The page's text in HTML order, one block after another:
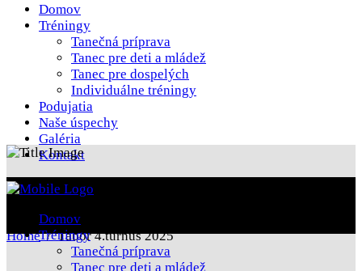
Domov
Tréningy
Tanečná príprava
Tanec pre deti a mládež
Tanec pre dospelých
Individuálne tréningy
Podujatia
Naše úspechy
Galéria
Kontakt
Domov
Tréningy
Tanečná príprava
Tanec pre deti a mládež
Tábor 4.turnus 2025
Home/Tábor 4.turnus 2025